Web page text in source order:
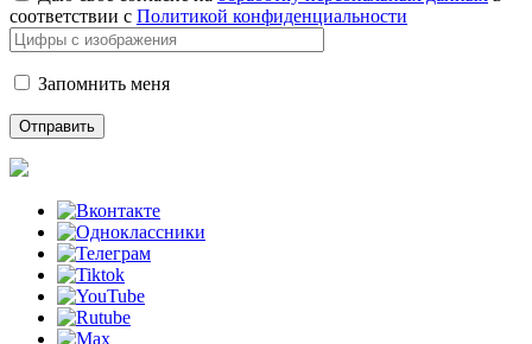
соответствии с Политикой конфиденциальности
Запомнить меня